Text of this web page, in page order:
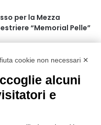
per la Mezza
“Memorial Pelle”
gli allenamenti Pre-
cookie non necessari ✕
alcuni
e